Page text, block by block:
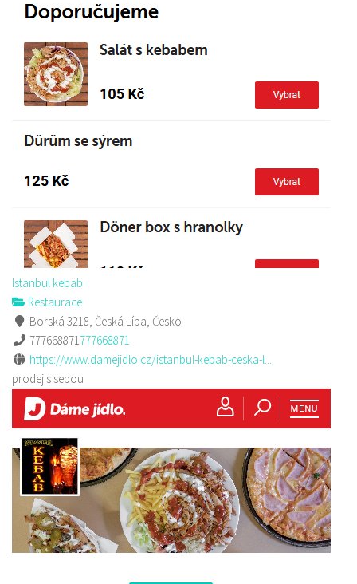
Istanbul kebab
Restaurace
Borská 3218, Česká Lípa, Česko
777668871777668871
https://www.damejidlo.cz/istanbul-kebab-ceska-l...
prodej s sebou